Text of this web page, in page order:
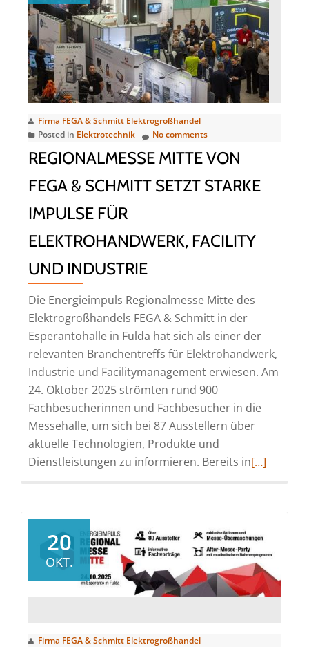
nach
ISO
14001
Firma FEGA & Schmitt Elektrogroßhandel
Posted in Elektrotechnik No comments
REGIONALMESSE MITTE VON
FEGA & SCHMITT SETZT STARKE
IMPULSE FÜR
ELEKTROHANDWERK, FACILITY
UND INDUSTRIE
Die Energieimpuls Regionalmesse Mitte des
Elektrogroßhandels FEGA & Schmitt in der
Esperantohalle in Fulda hat sich als einer der
relevanten Branchentreffs für Elektrohandwerk,
Industrie und Facilitymanagement erwiesen. Am
24. Oktober 2025 strömten rund 900
Fachbesucherinnen und Fachbesucher in die
Messehalle, um sich bei 87 Ausstellern über
aktuelle Technologien, Produkte und
Dienstleistungen zu informieren. Bereits inRead
Mitte
von
FEGA
&
[…]
20
OKT.
Firma FEGA & Schmitt Elektrogroßhandel